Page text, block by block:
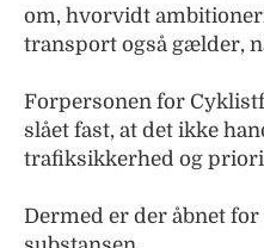
om, hvorvidt
transport også gælder,
Forpersonen for
slået fast, at det ikke
trafiksikkerhed og
Dermed er der åbnet for